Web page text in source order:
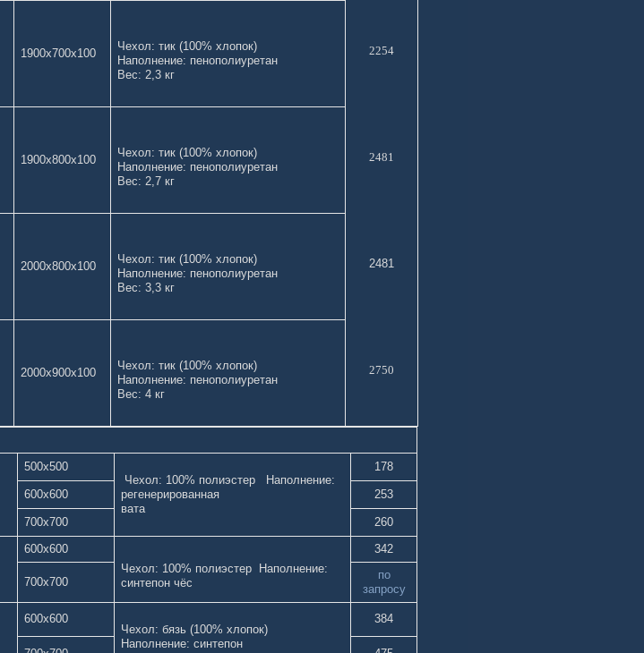
1900х700х100
Чехол: тик (100% хлопок)
Наполнение: пенополиуретан
Вес: 2,3 кг
2254
1900х800х100
Чехол: тик (100% хлопок)
Наполнение: пенополиуретан
Вес: 2,7 кг
2481
2000х800х100
Чехол: тик (100% хлопок)
Наполнение: пенополиуретан
Вес: 3,3 кг
2481
2000х900х100
Чехол: тик (100% хлопок)
Наполнение: пенополиуретан
Вес: 4 кг
2750
500х500
Чехол: 100% полиэстер Наполнение:
регенерированная
вата
178
600х600 253
700х700 260
600х600
Чехол: 100% полиэстер Наполнение:
синтепон чёс
342
700х700
по
запросу
600х600
Чехол: бязь (100% хлопок)
Наполнение: синтепон
384